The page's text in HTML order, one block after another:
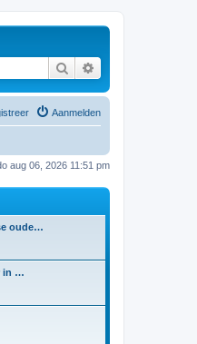
Zoek
Aanmelden
aug 06, 2026 11:51 pm
oude…
in …